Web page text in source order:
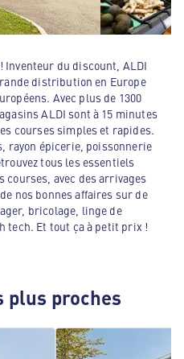
Inventeur du discount, ALDI
distribution en Europe
Avec plus de 1300
ALDI sont à 15 minutes
courses simples et rapides.
rayon épicerie, poissonnerie
tous les essentiels
courses, avec des arrivages
nos bonnes affaires sur de
bricolage, linge de
tech. Et tout ça à petit prix !
plus proches